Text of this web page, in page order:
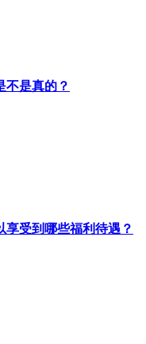
不是真的？
享受到哪些福利待遇？